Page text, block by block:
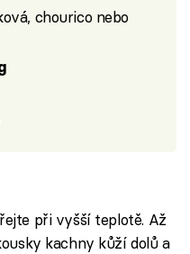
chourico nebo
při vyšší teplotě. Až
kachny kůží dolů a